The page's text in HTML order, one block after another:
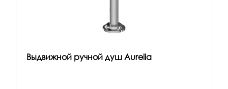
Выдвижной ручной душ Aurelia